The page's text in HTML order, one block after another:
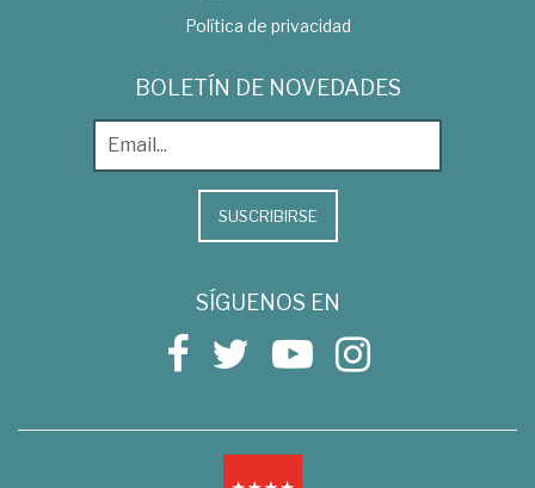
Política de privacidad
BOLETÍN DE NOVEDADES
SUSCRIBIRSE
SÍGUENOS EN